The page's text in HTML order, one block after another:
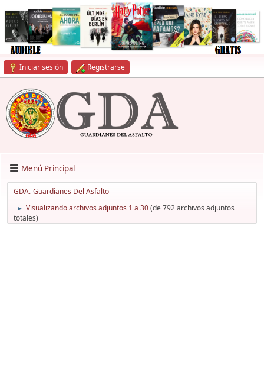
Iniciar sesión Registrarse
Menú Principal
GDA.-Guardianes Del Asfalto
► Visualizando archivos adjuntos 1 a 30(de 792 archivos adjuntos
totales)